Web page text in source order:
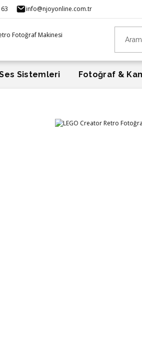
info@njoyonline.com.tr
Sistemleri Fotoğraf &